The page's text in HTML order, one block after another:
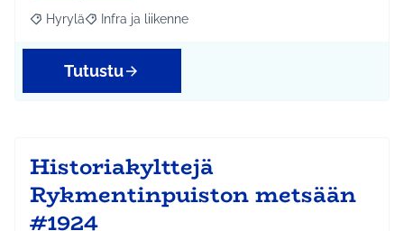
Rajaa tulokset aihepiirin mukaan: Hyrylä
Hyrylä Rajaa tulokset teeman mukaan: Infra ja liikenne
Infra ja liikenne
Tutustu
Historiakylttejä
Rykmentinpuiston metsään
#1924